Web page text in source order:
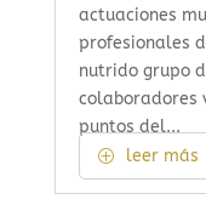
actuaciones
profesionales
nutrido grupo
colaboradores
puntos del...
leer más